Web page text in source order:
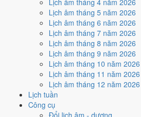
Lịch âm tháng 5 năm 2026
Lịch âm tháng 6 năm 2026
Lịch âm tháng 7 năm 2026
Lịch âm tháng 8 năm 2026
Lịch âm tháng 9 năm 2026
Lịch âm tháng 10 năm 2026
Lịch âm tháng 11 năm 2026
Lịch âm tháng 12 năm 2026
Lịch tuần
Công cụ
Đổi lịch âm - dương
Cách tính ngày tốt
Mua xe - tậu xe
Trung bình
Mua xe - tậu xe hôm nay ởmức
, nhưng Trực Bế và Ngày Hắc
Cách tính ngày tốt
Xuất hành - đi xa
Trung bình
Xuất hành - đi xa hôm nay ở
Sao Chẩn, nhưng Trực Bế và Ngày